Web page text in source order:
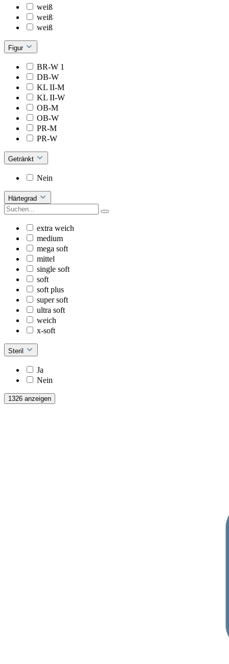
weiß
weiß
weiß
Figur
BR-W 1
DB-W
KL II-M
KL II-W
OB-M
OB-W
PR-M
PR-W
Getränkt
Nein
Härtegrad
extra weich
medium
mega soft
mittel
single soft
soft
soft plus
super soft
ultra soft
weich
x-soft
Steril
Ja
Nein
1326 anzeigen